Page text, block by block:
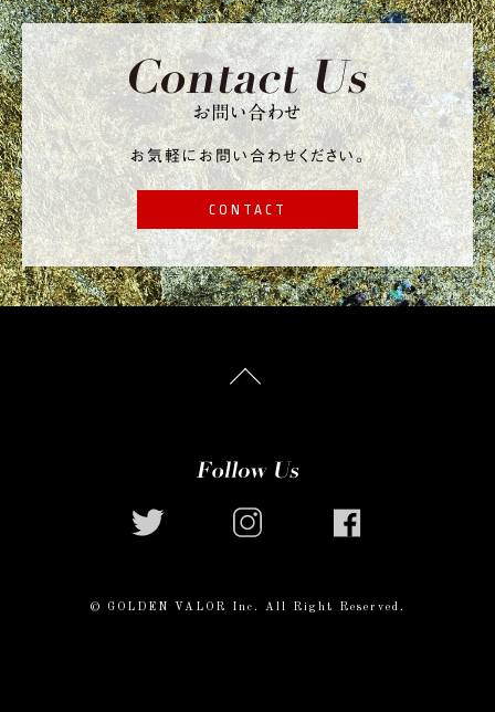
お問い合わせ
お気軽にお問い合わせください。
CONTACT
© GOLDEN VALOR Inc. All Right Reserved.